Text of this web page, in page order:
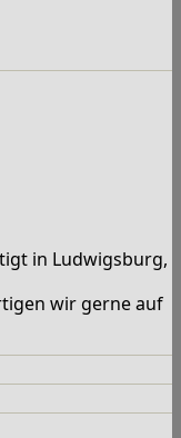
in Ludwigsburg,
wir gerne auf